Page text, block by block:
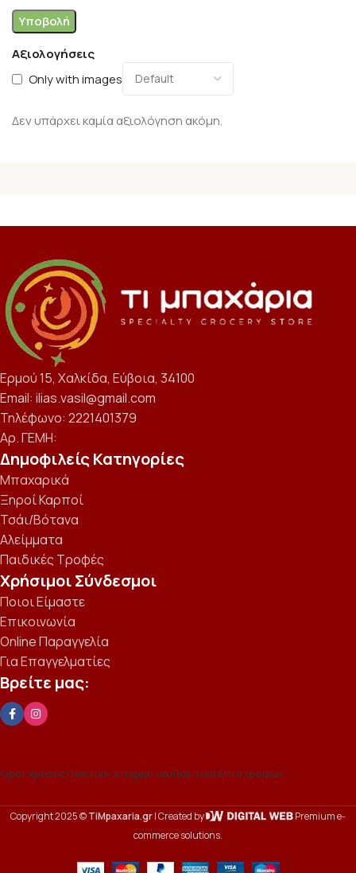
Αξιολογήσεις
Only with images
Δεν υπάρχει καμία αξιολόγηση ακόμη.
Ερμού 15, Χαλκίδα, Εύβοια, 34100
Email: ilias.vasil@gmail.com
Τηλέφωνο: 2221401379
Αρ. ΓΕΜΗ:
Δημοφιλείς Κατηγορίες
Μπαχαρικά
Ξηροί Καρποί
Τσάι/Βότανα
Αλείμματα
Παιδικές Τροφές
Χρήσιμοι Σύνδεσμοι
Ποιοι Είμαστε
Επικοινωνία
Online Παραγγελία
Για Επαγγελματίες
Βρείτε μας:
Όροι ΧρήσηςΠολιτική ΑπορρήτουΠολιτική Επιστροφών
Copyright 2025 ©TiMpaxaria.gr| Created by
Premium e-
commerce solutions.